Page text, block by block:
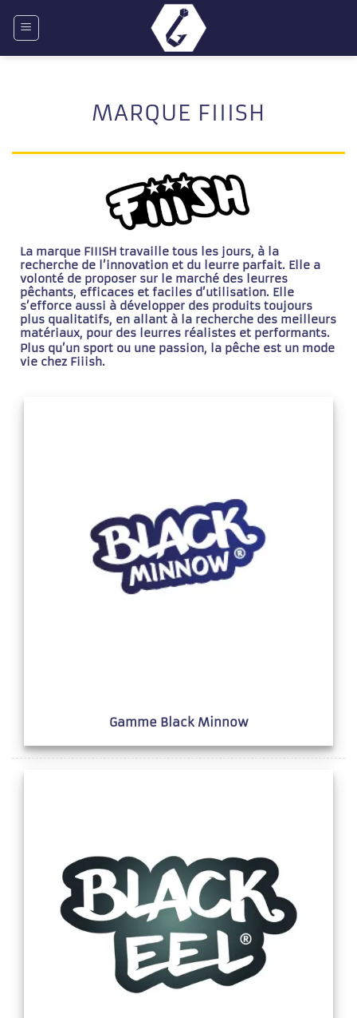
MARQUE FIIISH
La marque FIIISH travaille tous les jours, à la
recherche de l’innovation et du leurre parfait. Elle a
volonté de proposer sur le marché des leurres
pêchants, efficaces et faciles d’utilisation. Elle
s’efforce aussi à développer des produits toujours
plus qualitatifs, en allant à la recherche des meilleurs
matériaux, pour des leurres réalistes et performants.
Plus qu’un sport ou une passion, la pêche est un mode
vie chez Fiiish.
Gamme Black Minnow